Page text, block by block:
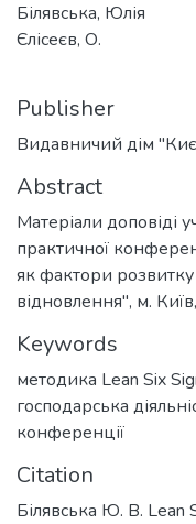
Білявська, Юлія
Єлісеєв, О.
Publisher
Видавничий дім
Abstract
Матеріали доповіді
практичної
як фактори
відновлення", м.
Keywords
методика Lean Six
господарська
конференції
Citation
Білявська Ю. В. Lean